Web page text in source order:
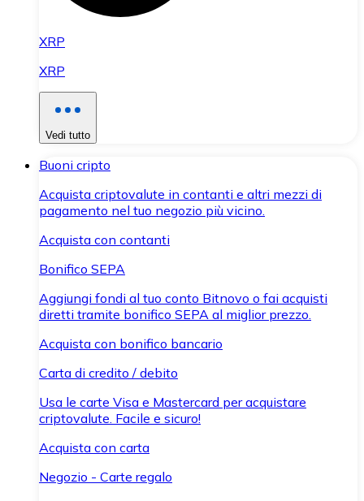
XRP
XRP
Vedi tutto
Buoni cripto
Acquista criptovalute in contanti e altri mezzi di
pagamento nel tuo negozio più vicino.
Acquista con contanti
Bonifico SEPA
Aggiungi fondi al tuo conto Bitnovo o fai acquisti
diretti tramite bonifico SEPA al miglior prezzo.
Acquista con bonifico bancario
Carta di credito / debito
Usa le carte Visa e Mastercard per acquistare
criptovalute. Facile e sicuro!
Acquista con carta
Negozio - Carte regalo